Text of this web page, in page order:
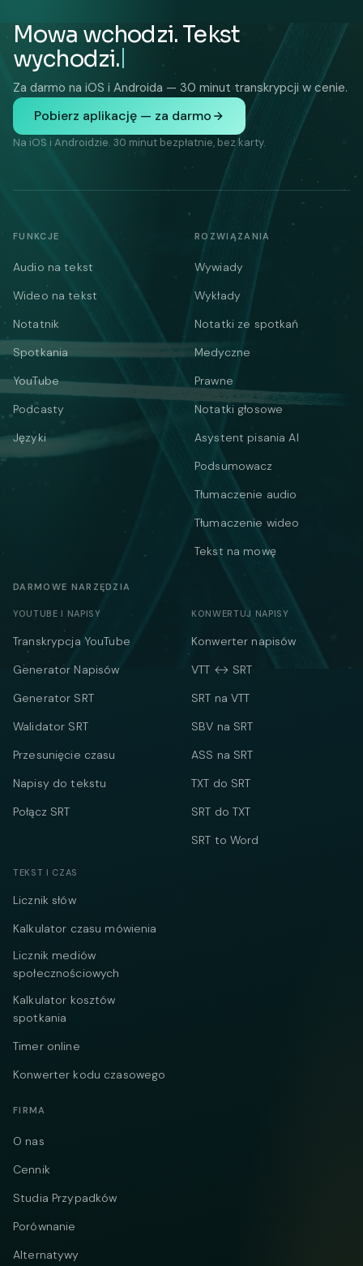
Mowa wchodzi. Tekst
wychodzi.
Za darmo na iOS i Androida — 30 minut transkrypcji w cenie.
Pobierz aplikację — za darmo
Na iOS i Androidzie. 30 minut bezpłatnie, bez karty.
FUNKCJE
Audio na tekst
Wideo na tekst
Notatnik
Spotkania
YouTube
Podcasty
Języki
ROZWIĄZANIA
Wywiady
Wykłady
Notatki ze spotkań
Medyczne
Prawne
Notatki głosowe
Asystent pisania AI
Podsumowacz
Tłumaczenie audio
Tłumaczenie wideo
Tekst na mowę
DARMOWE NARZĘDZIA
YOUTUBE I NAPISY
Transkrypcja YouTube
Generator Napisów
Generator SRT
Walidator SRT
Przesunięcie czasu
Napisy do tekstu
Połącz SRT
KONWERTUJ NAPISY
Konwerter napisów
VTT ↔ SRT
SRT na VTT
SBV na SRT
ASS na SRT
TXT do SRT
SRT do TXT
SRT to Word
TEKST I CZAS
Licznik słów
Kalkulator czasu mówienia
Licznik mediów
społecznościowych
Kalkulator kosztów
spotkania
Timer online
Konwerter kodu czasowego
FIRMA
O nas
Cennik
Studia Przypadków
Porównanie
Alternatywy